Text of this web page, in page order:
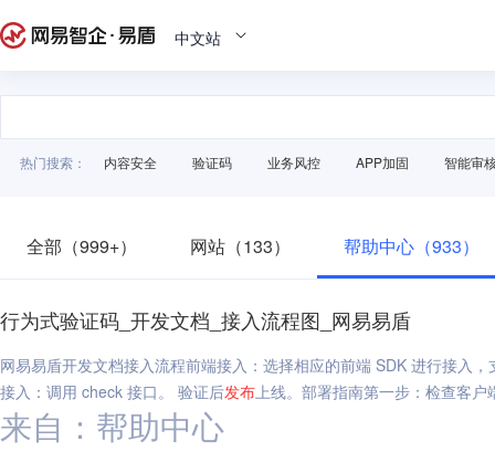
中文站
热门搜索： 内容安全 验证码 业务风控 APP加固 智能审
全部（999+） 网站（133） 帮助中心（933）
行为式验证码_开发文档_接入流程图_网易易盾
网易易盾开发文档接入流程前端接入：选择相应的前端 SDK 进行接入
接入：调用 check 接口。 验证后发布上线。部署指南第一步：检查客
来自：帮助中心